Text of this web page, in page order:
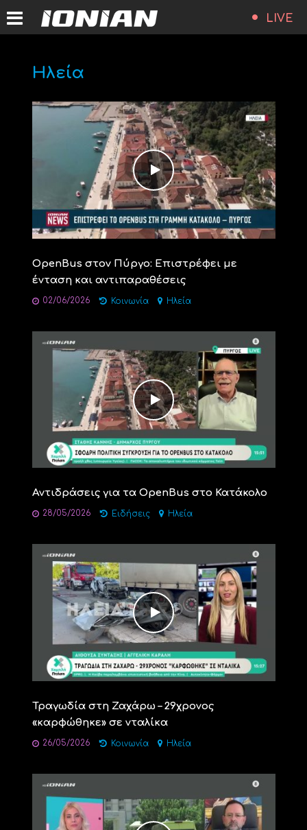
LIVE
Ηλεία
OpenBus στον Πύργο: Επιστρέφει με
ένταση και αντιπαραθέσεις
02/06/2026 Κοινωνία Ηλεία
Αντιδράσεις για τα OpenBus στο Κατάκολο
28/05/2026 Ειδήσεις Ηλεία
Τραγωδία στη Ζαχάρω – 29χρονος
«καρφώθηκε» σε νταλίκα
26/05/2026 Κοινωνία Ηλεία